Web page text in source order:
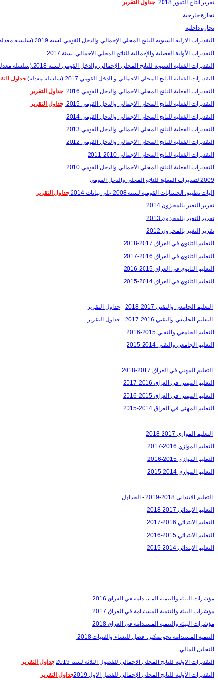
تقرير انتاج التمور 2018
جداول التقرير
تجارة خارجية
تجارة داخلية
التقديرات الازلية السنوية للناتج المحلي الإجمالي والدخل القومي لسنة 2019 (سلسلة معدلة)
التقديرات الأولية الفصلية والإجمالية للناتج المحلي الاجمالي لسنة 2017
التقديرات الفعليه السنوية للناتج المحلي الإجمالي والدخل القومي لسنة 2018.(سلسلة معدلة)
التقديرات الفعلية للناتج المحلي الاجمالي و الدخل القومي 2017 (سلسلة معدلة)
جداول
التقديرات الفعلية للناتج المحلي الاجمالي والدخل القومي 2016
جداول التقرير
التقديرات الفعلية للناتج المحلي الاجمالي والدخل القومي 2015
جداول التقرير
التقديرات الفعلية للناتج المحلي الاجمالي والدخل القومي 2014
التقديرات الفعلية للناتج المحلي الاجمالي والدخل القومي 2013
التقديرات الفعلية للناتج المحلي الاجمالي والدخل القومي 2012
التقديرات الفعلية للناتج المحلي الاجمالي 2010-2011
التقديرات الفعلية للناتج المحلي الاجمالي والدخل القومي 2010
2009التقديرات الفعلية للناتج المحلي والدخل القومي
اليات تطبيق الحسابات القومية لسنة 2008 على بيانات 2014
جداول التقرير
تقرير التغير بالمخزون 2014
تقرير التغير بالمخزون 2013
تقرير التغير بالمخزون 2012
التعليم الثانوي في العراق 2017-2018
التعليم الثانوي في العراق 2016-2017
التعليم الثانوي في العراق 2015-2016
التعليم الثانوي في العراق 2014-2015
التعليم الجامعي والتقني 2017-2018 - جداول التقرير
التعليم الجامعي والتقني 2016-2017
- جداول التقرير
التعليم الجامعي والتقني 2015-2016
التعليم الجامعي والتقني 2014-2015
التعليم المهني في العراق 2017-2018
التعليم المهني في العراق 2016-2017
التعليم المهني في العراق 2015-2016
التعليم المهني في العراق 2014-2015
التعليم الموازي 2017-2018
التعليم الموازي 2016-2017
التعليم الموازي 2015-2016
التعليم الموازي 2014-2015
التعليم الابتدائي 2018-2019 - الجداول
التعليم الابتدائي 2017-2018
التعليم الابتدائي 2016-2017
التعليم الابتدائي 2015-2016
التعليم الابتدائي 2014-2015
مؤشرات البيئة والتنمية المستدامة في العراق 2016
مؤشرات البيئة والتنمية المستدامة في العراق 2017
مؤشرات البيئة والتنمية المستدامة في العراق 2018
التنمية المستدامة نحو تمكين افضل للنساء والفتيات 2018
التحليل المالي
التقديرات الاولية للناتج المحلي الاجمالي للفصول الثلاثة لسنة 2019
جداول التقرير
التقديرات الأولية للناتج المحلي الإجمالي للفصل الاول 2019
جداول التقرير